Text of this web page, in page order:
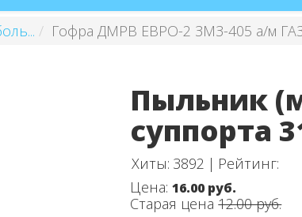
Гофра ДМРВ ЕВРО-2 ЗМЗ-405 а/м
Пыльник
суппорта
Хиты: 3892 | Рейтинг:
Цена:16.00 руб.
Старая цена12.00 руб.